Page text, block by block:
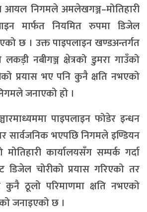
आयल निगमले अमलेखगञ्ज–मोतिहारी
मार्फत नियमित रुपमा डिजेल
छ । उक्त पाइपलाइन खण्डअन्तर्गत
लकड़ी नबीगञ्ज क्षेत्रको डुमरा गाउँको
प्रयास भए पनि कुनै क्षति नभएको
जनाएको हो ।
पाइपलाइन फोडेर इन्धन
सार्वजनिक भएपछि निगमले इण्डियन
कार्यालयसँग सम्पर्क गर्दा
डिजेल चोरीको प्रयास गरिएको तर
कुनै ठूलो परिमाणमा क्षति नभएको
जनाइएको छ ।